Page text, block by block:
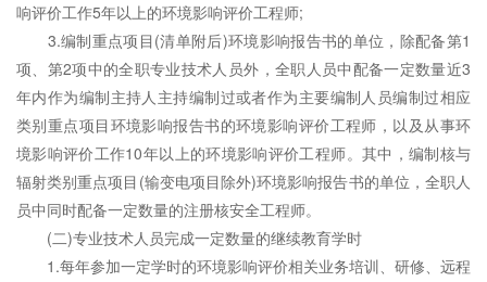
响评价工作5年以上的环境影响评价工程师;
3.编制重点项目(清单附后)环境影响报告书的单位，除配备第1
项、第2项中的全职专业技术人员外，全职人员中配备一定数量近3
年内作为编制主持人主持编制过或者作为主要编制人员编制过相应
类别重点项目环境影响报告书的环境影响评价工程师，以及从事环
境影响评价工作10年以上的环境影响评价工程师。其中，编制核与
辐射类别重点项目(输变电项目除外)环境影响报告书的单位，全职人
员中同时配备一定数量的注册核安全工程师。
(二)专业技术人员完成一定数量的继续教育学时
1.每年参加一定学时的环境影响评价相关业务培训、研修、远程